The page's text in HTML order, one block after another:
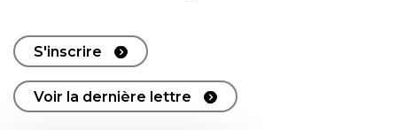
S'inscrire
Voir la dernière lettre